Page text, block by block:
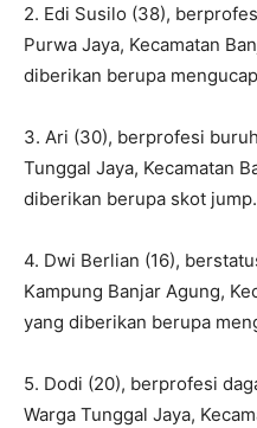
2. Edi Susilo (38),
Purwa Jaya, Kecamatan
diberikan berupa
3. Ari (30), berprofesi
Tunggal Jaya, Kecamatan
diberikan berupa skot jump.
4. Dwi Berlian (16),
Kampung Banjar Agung,
yang diberikan berupa
5. Dodi (20), berprofesi
Warga Tunggal Jaya,